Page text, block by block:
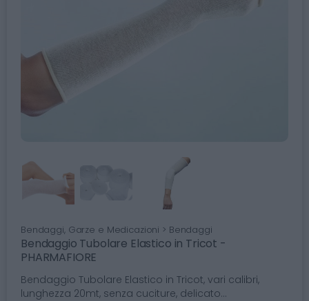
Bendaggi, Garze e Medicazioni > Bendaggi
Bendaggio Tubolare Elastico in Tricot -
PHARMAFIORE
Bendaggio Tubolare Elastico in Tricot, vari calibri,
lunghezza 20mt, senza cuciture, delicato...